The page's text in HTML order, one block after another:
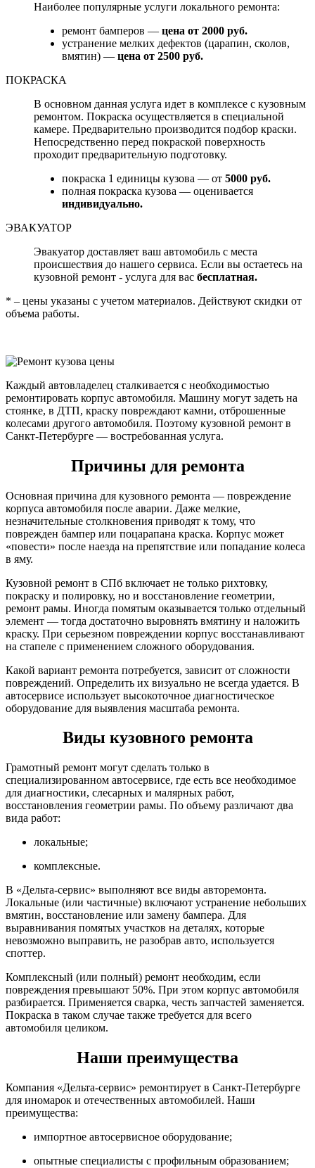
Наиболее популярные услуги локального ремонта:
ремонт бамперов — цена от 2000 руб.
устранение мелких дефектов (царапин, сколов,
вмятин) — цена от 2500 руб.
ПОКРАСКА
В основном данная услуга идет в комплексе с кузовным
ремонтом. Покраска осуществляется в специальной
камере. Предварительно производится подбор краски.
Непосредственно перед покраской поверхность
проходит предварительную подготовку.
покраска 1 единицы кузова — от 5000 руб.
полная покраска кузова — оценивается
индивидуально.
ЭВАКУАТОР
Эвакуатор доставляет ваш автомобиль с места
происшествия до нашего сервиса. Если вы остаетесь на
кузовной ремонт - услуга для вас бесплатная.
* – цены указаны с учетом материалов. Действуют скидки от
объема работы.
Каждый автовладелец сталкивается с необходимостью
ремонтировать корпус автомобиля. Машину могут задеть на
стоянке, в ДТП, краску повреждают камни, отброшенные
колесами другого автомобиля. Поэтому кузовной ремонт в
Санкт-Петербурге — востребованная услуга.
Причины для ремонта
Основная причина для кузовного ремонта — повреждение
корпуса автомобиля после аварии. Даже мелкие,
незначительные столкновения приводят к тому, что
поврежден бампер или поцарапана краска. Корпус может
«повести» после наезда на препятствие или попадание колеса
в яму.
Кузовной ремонт в СПб включает не только рихтовку,
покраску и полировку, но и восстановление геометрии,
ремонт рамы. Иногда помятым оказывается только отдельный
элемент — тогда достаточно выровнять вмятину и наложить
краску. При серьезном повреждении корпус восстанавливают
на стапеле с применением сложного оборудования.
Какой вариант ремонта потребуется, зависит от сложности
повреждений. Определить их визуально не всегда удается. В
автосервисе использует высокоточное диагностическое
оборудование для выявления масштаба ремонта.
Виды кузовного ремонта
Грамотный ремонт могут сделать только в
специализированном автосервисе, где есть все необходимое
для диагностики, слесарных и малярных работ,
восстановления геометрии рамы. По объему различают два
вида работ:
локальные;
комплексные.
В «Дельта-сервис» выполняют все виды авторемонта.
Локальные (или частичные) включают устранение небольших
вмятин, восстановление или замену бампера. Для
выравнивания помятых участков на деталях, которые
невозможно выправить, не разобрав авто, используется
споттер.
Комплексный (или полный) ремонт необходим, если
повреждения превышают 50%. При этом корпус автомобиля
разбирается. Применяется сварка, честь запчастей заменяется.
Покраска в таком случае также требуется для всего
автомобиля целиком.
Наши преимущества
Компания «Дельта-сервис» ремонтирует в Санкт-Петербурге
для иномарок и отечественных автомобилей. Наши
преимущества:
импортное автосервисное оборудование;
опытные специалисты с профильным образованием;